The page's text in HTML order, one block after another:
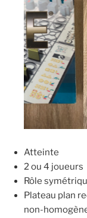
Atteinte
2 ou 4 joueurs
Rôle
Plateau plan
non-